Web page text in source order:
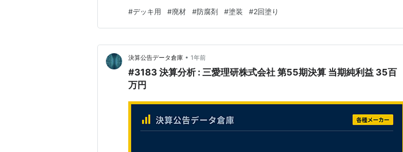
#デッキ用 #廃材 #防腐剤 #塗装 #2回塗り
決算公告データ倉庫 • 1年前
#3183 決算分析 : 三愛理研株式会社 第55期決算 当期純利益 35百
万円